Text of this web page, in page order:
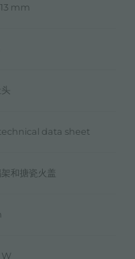
mm
data sheet
和搪瓷火盖
W